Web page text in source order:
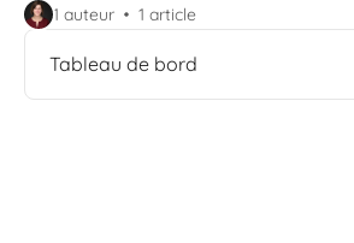
1 auteur 1 article
Tableau de bord